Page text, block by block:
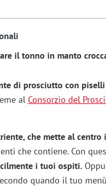
il tonno in manto
di prosciutto con
al Consorzio del
che mette al
che contiene. Con
i tuoi ospiti.
quando il tuo